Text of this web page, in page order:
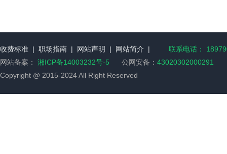
收费标准 | 职场指南 | 网站声明 | 网站简介 |
联系电话：
网站备案： 湘ICP备14003232号-5 公网安备： 43020302000291
Copyright @ 2015-2024 All Right Reserved